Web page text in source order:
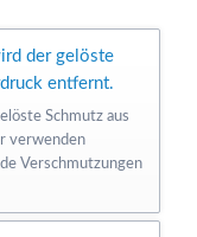
Schmutz aus
verwenden
Verschmutzungen